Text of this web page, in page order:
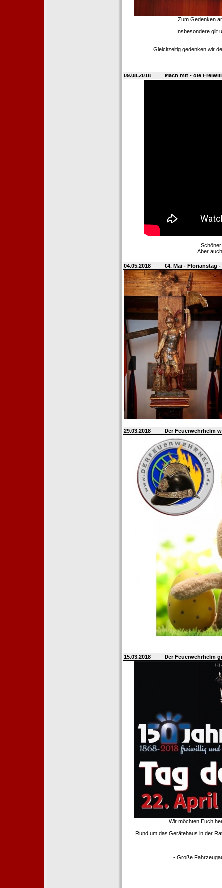
Zum Gedenken
Insbesondere gilt
Gleichzeitig gedenken wir
09.08.2018 Mach mit - die
Schöner
Aber
04.05.2018 04. Mai - Florianstag
29.03.2018 Der Feuerwehrhelm
15.03.2018 Der Feuerwehrhelm
Wir möchten Euch
Rund um das Gerätehaus in der
- Große